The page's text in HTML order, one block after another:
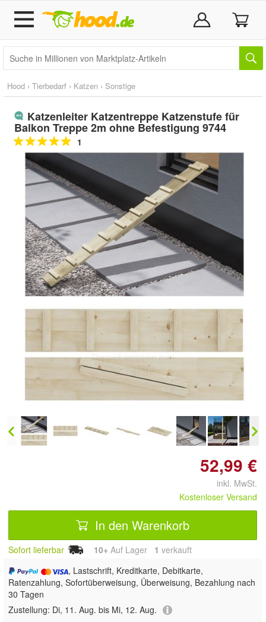
Hood › Tierbedarf › Katzen › Sonstige
Katzenleiter Katzentreppe Katzenstufe für
Balkon Treppe 2m ohne Befestigung 9744
1
Doppelt antippen zum
vergrößern
52,99 €
inkl. MwSt.
Kostenloser Versand
In den Warenkorb
Sofort lieferbar 10+ Auf Lager 1 verkauft
, Lastschrift, Kreditkarte, Debitkarte,
Ratenzahlung, Sofortüberweisung, Überweisung, Bezahlung nach
30 Tagen
Zustellung: Di, 11. Aug. bis Mi, 12. Aug.